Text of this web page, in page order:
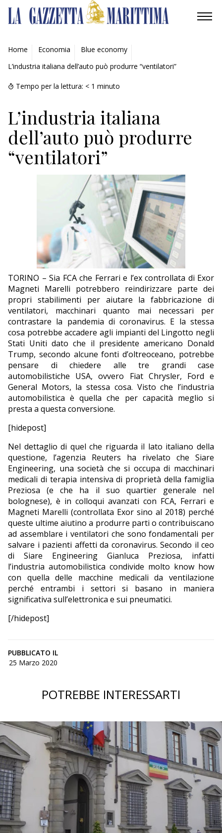
AMBIENTE
MOBILITÀ
INDUSTRIA
RICERCA
ECONOMIA
TURISMO
EDITORIALI
Home Economia
Blue economy
L’industria italiana dell’auto può produrre “ventilatori”
Tempo per la lettura: < 1 minuto
L’industria italiana
dell’auto può produrre
“ventilatori”
TORINO – Sia FCA che Ferrari e l’ex controllata di Exor
Magneti Marelli potrebbero reindirizzare parte dei
propri stabilimenti per aiutare la fabbricazione di
ventilatori, macchinari quanto mai necessari per
contrastare la pandemia di coronavirus. E la stessa
cosa potrebbe accadere agli impianti del Lingotto negli
Stati Uniti dato che il presidente americano Donald
Trump, secondo alcune fonti d’oltreoceano, potrebbe
pensare di chiedere alle tre grandi case
automobilistiche USA, ovvero Fiat Chrysler, Ford e
General Motors, la stessa cosa. Visto che l’industria
automobilistica è quella che per capacità meglio si
presta a questa conversione.
[hidepost]
Nel dettaglio di quel che riguarda il lato italiano della
questione, l’agenzia Reuters ha rivelato che Siare
Engineering, una società che si occupa di macchinari
medicali di terapia intensiva di proprietà della famiglia
Preziosa (e che ha il suo quartier generale nel
bolognese), è in colloqui avanzati con FCA, Ferrari e
Magneti Marelli (controllata Exor sino al 2018) perché
queste ultime aiutino a produrre parti o contribuiscano
ad assemblare i ventilatori che sono fondamentali per
salvare i pazienti affetti da coronavirus. Secondo il ceo
di Siare Engineering Gianluca Preziosa, infatti
l’industria automobilistica condivide molto know how
con quella delle macchine medicali da ventilazione
perché entrambi i settori si basano in maniera
significativa sull’elettronica e sui pneumatici.
[/hidepost]
PUBBLICATO IL
25 Marzo 2020
POTREBBE INTERESSARTI